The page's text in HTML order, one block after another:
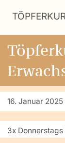
16. Januar 2025
3x